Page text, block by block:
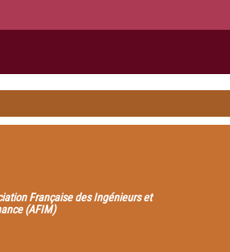
Française des Ingénieurs et
(AFIM)